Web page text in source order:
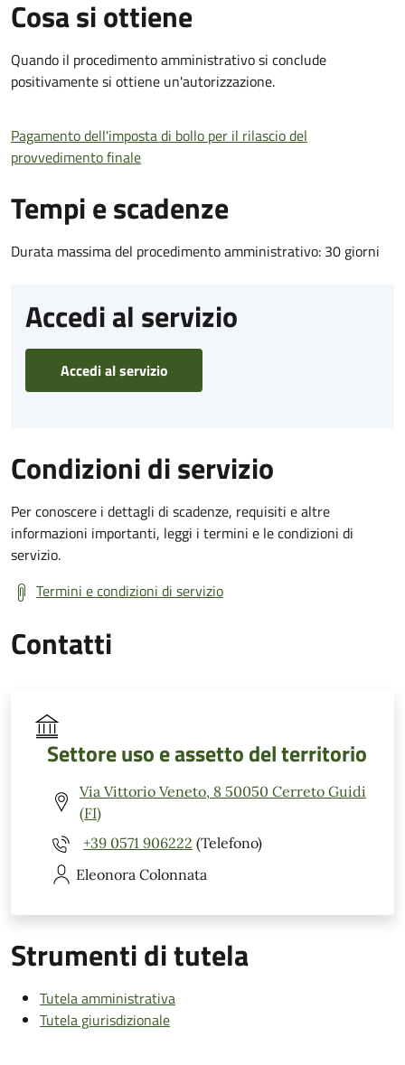
Cosa si ottiene
Quando il procedimento amministrativo si conclude
positivamente si ottiene un'autorizzazione.
Pagamento dell'imposta di bollo per il rilascio del
provvedimento finale
Tempi e scadenze
Durata massima del procedimento amministrativo: 30 giorni
Accedi al servizio
Accedi al servizio
Condizioni di servizio
Per conoscere i dettagli di scadenze, requisiti e altre
informazioni importanti, leggi i termini e le condizioni di
servizio.
Termini e condizioni di servizio
Contatti
Settore uso e assetto del territorio
Via Vittorio Veneto, 8 50050 Cerreto Guidi
(FI)
+39 0571 906222 (Telefono)
Eleonora Colonnata
Strumenti di tutela
Tutela amministrativa
Tutela giurisdizionale